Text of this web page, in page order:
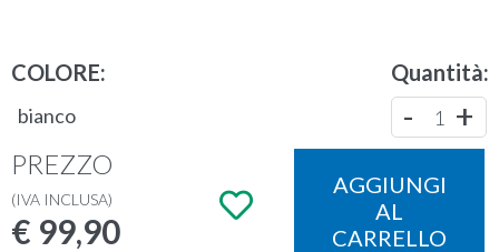
COLORE:
bianco
Quantità:
- 1 +
PREZZO
(IVA INCLUSA)
€ 99,90
AGGIUNGI
AL
CARRELLO